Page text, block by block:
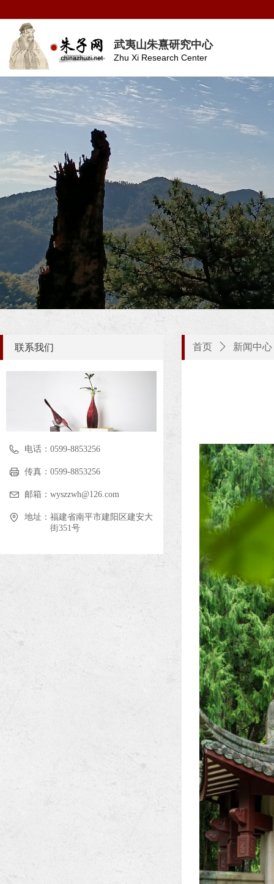
武夷山朱熹研究中心
Zhu Xi Research Center
电话： 0599-8853256
传真： 0599-8853256
邮箱： wyszzwh@126.com
地址： 福建省南平市建阳区建安大
街351号
联系我们 首页 ꄲ 新闻中心